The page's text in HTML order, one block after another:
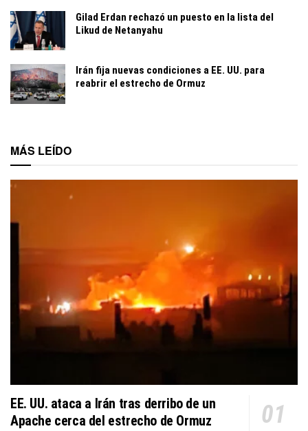
Gilad Erdan rechazó un puesto en la lista del
Likud de Netanyahu
Irán fija nuevas condiciones a EE. UU. para
reabrir el estrecho de Ormuz
MÁS LEÍDO
EE. UU. ataca a Irán tras derribo de un
Apache cerca del estrecho de Ormuz